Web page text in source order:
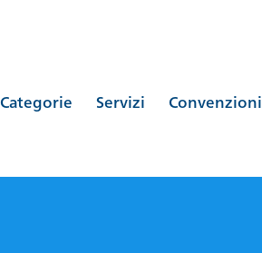
Categorie Servizi Convenzioni